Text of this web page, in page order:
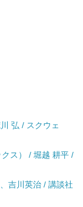
弘 / スクウェ
ス） / 堀越 耕平 /
吉川英治 / 講談社